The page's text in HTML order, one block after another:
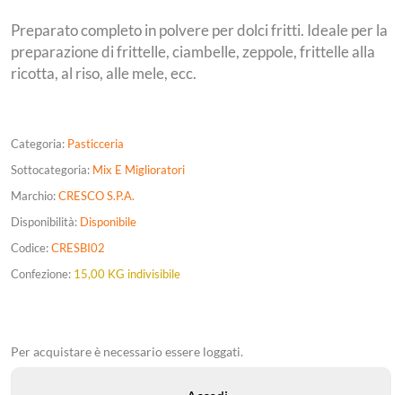
Preparato completo in polvere per dolci fritti. Ideale per la
preparazione di frittelle, ciambelle, zeppole, frittelle alla
ricotta, al riso, alle mele, ecc.
Categoria: Pasticceria
Sottocategoria: Mix E Miglioratori
Marchio:CRESCO S.P.A.
Disponibilità: Disponibile
Codice:CRESBI02
Confezione: 15,00 KG indivisibile
Per acquistare è necessario essere loggati.